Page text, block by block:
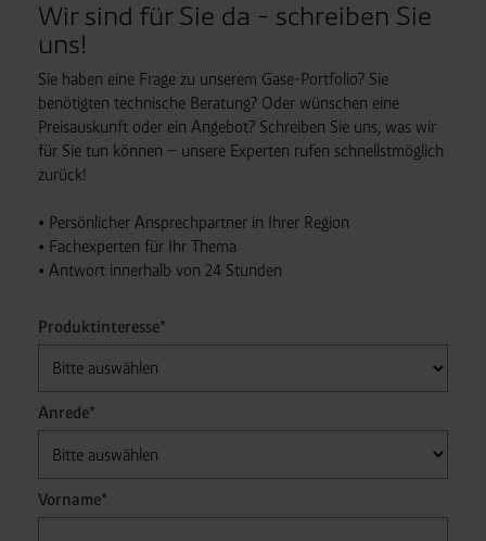
Wir sind für Sie da - schreiben Sie
uns!
Sie haben eine Frage zu unserem Gase-Portfolio? Sie
benötigten technische Beratung? Oder wünschen eine
Preisauskunft oder ein Angebot? Schreiben Sie uns, was wir
für Sie tun können – unsere Experten rufen schnellstmöglich
zurück!
• Persönlicher Ansprechpartner in Ihrer Region
• Fachexperten für Ihr Thema
• Antwort innerhalb von 24 Stunden
Produktinteresse*
Anrede*
Vorname*